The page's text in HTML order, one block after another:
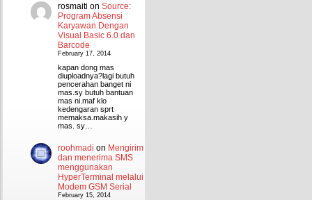
rosmaiti on Source:
Program Absensi
Karyawan Dengan
Visual Basic 6.0 dan
Barcode
February 17, 2014
kapan dong mas
diuploadnya?lagi butuh
pencerahan banget ni
mas.sy butuh bantuan
mas ni.maf klo
kedengaran sprt
memaksa.makasih y
mas. sy…
roohmadi on Mengirim
dan menerima SMS
menggunakan
HyperTerminal melalui
Modem GSM Serial
February 15, 2014